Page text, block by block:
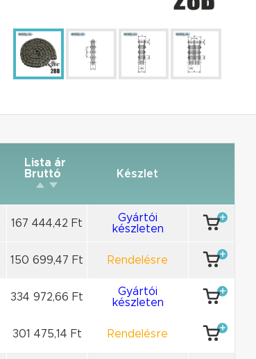
Lista ár
Bruttó
Készlet
167 444,42 Ft
Gyártói
készleten
150 699,47 Ft Rendelésre
334 972,66 Ft
Gyártói
készleten
301 475,14 Ft Rendelésre